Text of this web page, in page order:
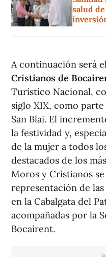
salud
A continuación será
Cristianos de
Turístico Nacional,
siglo XIX, como parte
San Blai. El
la festividad y,
de la mujer a todos
destacados de los
Moros y Cristianos
representación de
en la Cabalgata del
acompañadas por la
Bocairent.